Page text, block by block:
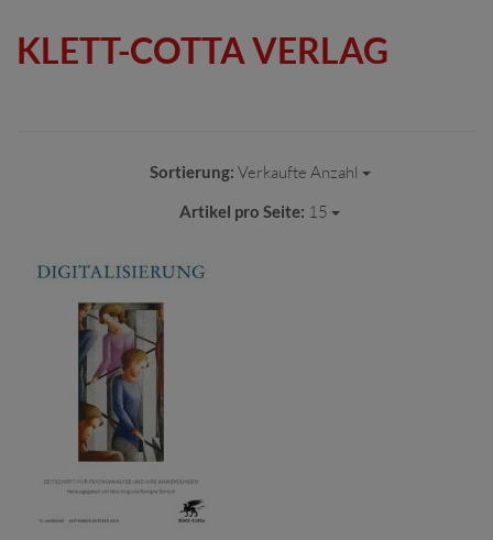
KLETT-COTTA VERLAG
Sortierung: Verkaufte Anzahl
Artikel pro Seite: 15